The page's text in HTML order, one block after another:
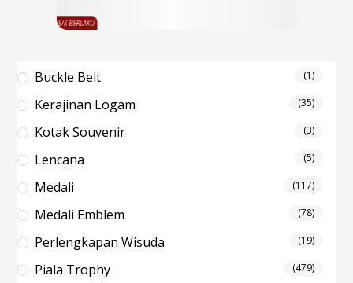
Buckle Belt (1)
Kerajinan Logam (35)
Kotak Souvenir (3)
Lencana (5)
Medali (117)
Medali Emblem (78)
Perlengkapan Wisuda (19)
Piala Trophy (479)